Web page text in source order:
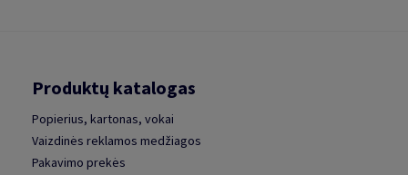
Produktų katalogas
Popierius, kartonas, vokai
Vaizdinės reklamos medžiagos
Pakavimo prekės